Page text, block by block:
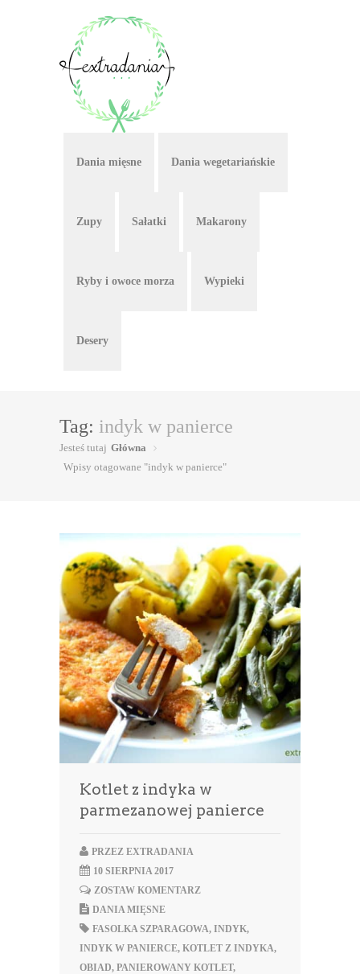
Dania mięsne Dania wegetariańskie
Zupy Sałatki Makarony
Ryby i owoce morza Wypieki
Desery
Tag: indyk w panierce
Jesteś tutaj Główna
Wpisy otagowane "indyk w panierce"
Kotlet z indyka w
parmezanowej panierce
PRZEZ EXTRADANIA
10 SIERPNIA 2017
ZOSTAW KOMENTARZ
DANIA MIĘSNE
FASOLKA SZPARAGOWA, INDYK,
INDYK W PANIERCE, KOTLET Z INDYKA,
OBIAD, PANIEROWANY KOTLET,